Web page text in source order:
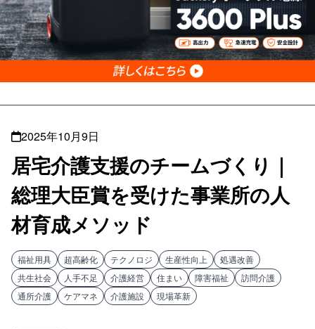
2025年10月9日
居宅介護支援のチームづくり｜
総理大臣賞を受けた事業所の人
材育成メソッド
福祉用具 超高齢化 テクノロジ 生産性向上
処遇改善
共生社会
人手不足 介護経営 住まい 障害福祉
訪問介護
通所介護
ケアマネ 介護施設 現場革新